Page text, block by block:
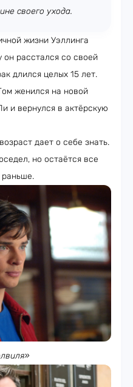
своего ухода.
жизни Уэллинга
он расстался со своей
длился целых 15 лет.
женился на новой
и вернулся в актёрскую
дает о себе знать.
но остаётся все
раньше.